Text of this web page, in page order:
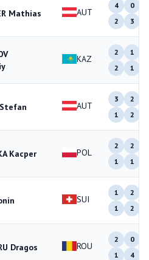
Mathias AUT
4
0
2
3
KAZ
2
1
2
1
AUT
3
2
1
2
Kacper POL
2
2
1
1
SUI
1
2
1
2
Dragos ROU
2
0
1
4